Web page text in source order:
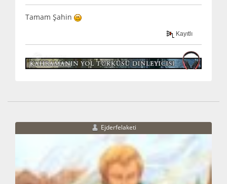
Tamam Şahin
Kayıtlı
Ejderfelaketi